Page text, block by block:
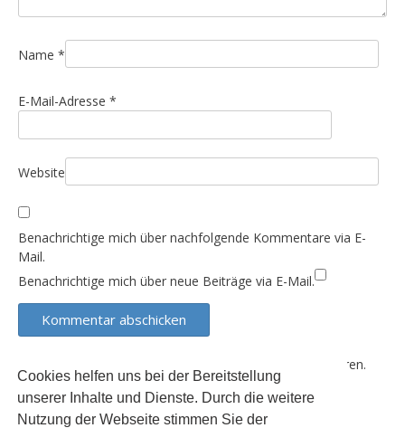
Cookies helfen uns bei der Bereitstellung
unserer Inhalte und Dienste. Durch die weitere
Nutzung der Webseite stimmen Sie der
t
i
o
n
Name *
E-Mail-Adresse *
Website
Benachrichtige mich über nachfolgende Kommentare via E-
Mail.
Benachrichtige mich über neue Beiträge via E-Mail.
Diese Website verwendet Akismet, um Spam zu reduzieren.
Erfahre, wie deine Kommentardaten verarbeitet werden.